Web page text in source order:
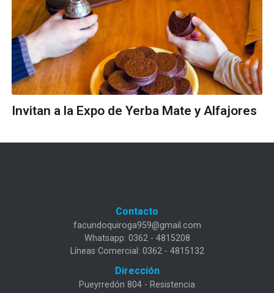
Invitan a la Expo de Yerba Mate y Alfajores
Contacto
facundoquiroga959@gmail.com
Whatsapp: 0362 - 4815208
Líneas Comercial: 0362 - 4815132
Dirección
Pueyrredón 804 - Resistencia